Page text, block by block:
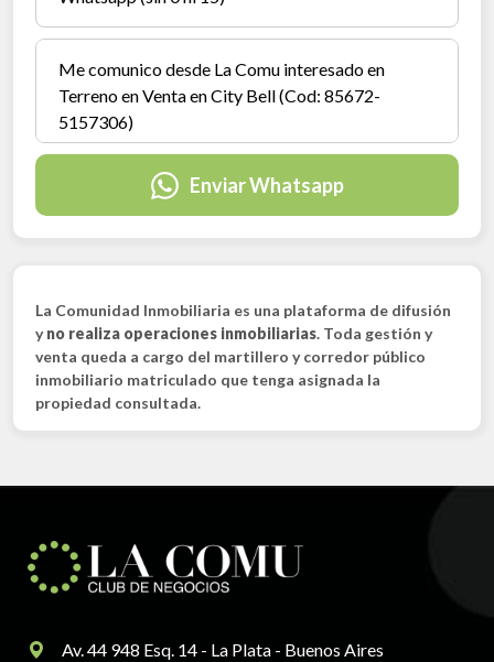
Enviar Whatsapp
La Comunidad Inmobiliaria es una plataforma de difusión
yno realiza operaciones inmobiliarias. Toda gestión y
venta queda a cargo del martillero y corredor público
inmobiliario matriculado que tenga asignada la
propiedad consultada.
Av. 44 948 Esq. 14 - La Plata - Buenos Aires